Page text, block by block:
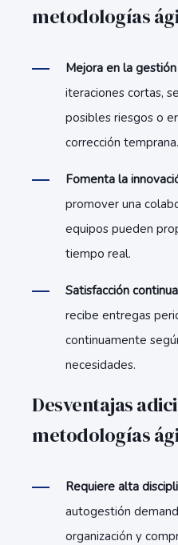
metodologías
Mejora en la
iteraciones cortas,
posibles riesgos o
corrección temprana.
Fomenta la
promover una
equipos pueden
tiempo real.
Satisfacción
recibe entregas
continuamente
necesidades.
Desventajas
metodologías
Requiere alta
autogestión
organización y